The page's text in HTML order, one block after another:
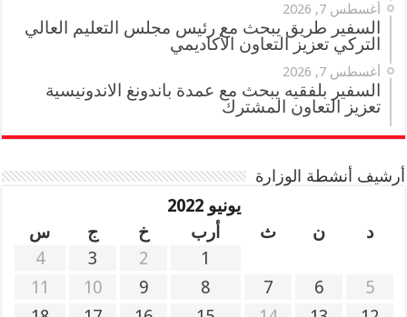
أغسطس 7, 2026
السفير طريق يبحث مع رئيس مجلس التعليم العالي
التركي تعزيز التعاون الأكاديمي
أغسطس 7, 2026
السفير بلفقيه يبحث مع عمدة باندونغ الاندونيسية
تعزيز التعاون المشترك
أرشيف أنشطة الوزارة
يونيو 2022
د
ن ث أرب خ ج
س
1
2
3
4
5
6
7
8
9
10
11